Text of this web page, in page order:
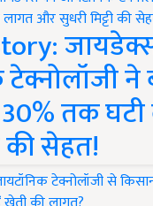
30% तक
की सेहत!